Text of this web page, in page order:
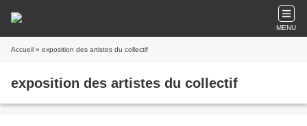
MENU
Accueil » exposition des artistes du collectif
exposition des artistes du collectif